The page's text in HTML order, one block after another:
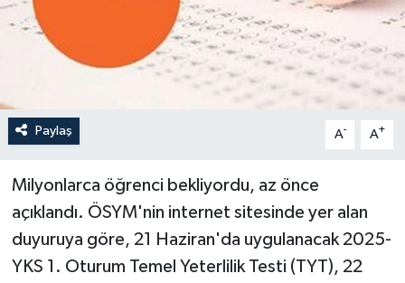
Paylaş A- A+
Milyonlarca öğrenci bekliyordu, az önce
açıklandı. ÖSYM'nin internet sitesinde yer alan
duyuruya göre, 21 Haziran'da uygulanacak 2025-
YKS 1. Oturum Temel Yeterlilik Testi (TYT), 22